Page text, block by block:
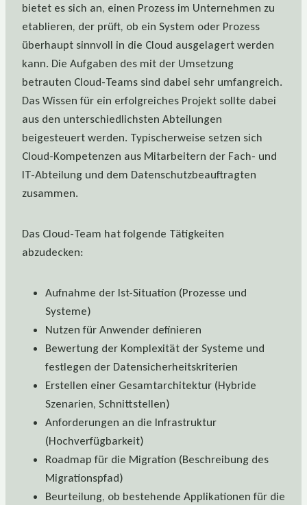
bietet es sich an, einen Prozess im Unternehmen zu
etablieren, der prüft, ob ein System oder Prozess
überhaupt sinnvoll in die Cloud ausgelagert werden
kann. Die Aufgaben des mit der Umsetzung
betrauten Cloud-Teams sind dabei sehr umfangreich.
Das Wissen für ein erfolgreiches Projekt sollte dabei
aus den unterschiedlichsten Abteilungen
beigesteuert werden. Typischerweise setzen sich
Cloud-Kompetenzen aus Mitarbeitern der Fach- und
IT-Abteilung und dem Datenschutzbeauftragten
zusammen.
Das Cloud-Team hat folgende Tätigkeiten
abzudecken:
Aufnahme der Ist-Situation (Prozesse und
Systeme)
Nutzen für Anwender definieren
Bewertung der Komplexität der Systeme und
festlegen der Datensicherheitskriterien
Erstellen einer Gesamtarchitektur (Hybride
Szenarien, Schnittstellen)
Anforderungen an die Infrastruktur
(Hochverfügbarkeit)
Roadmap für die Migration (Beschreibung des
Migrationspfad)
Beurteilung, ob bestehende Applikationen für die